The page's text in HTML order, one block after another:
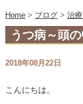
Home> ブログ> 治
うつ病～頭
2018年08月22日
こんにちは。